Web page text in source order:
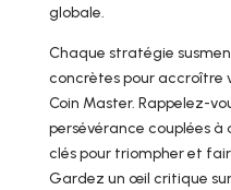
globale.
Chaque stratégie
concrètes pour accroître
Coin Master. Rappelez-
persévérance couplées à
clés pour triompher et
Gardez un œil critique